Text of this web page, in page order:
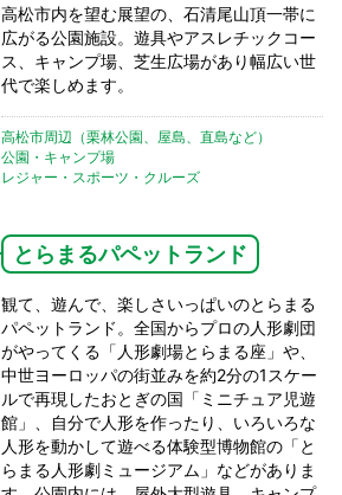
高松市内を望む展望の、石清尾山頂一帯に
広がる公園施設。遊具やアスレチックコー
ス、キャンプ場、芝生広場があり幅広い世
代で楽しめます。
高松市周辺（栗林公園、屋島、直島など）
公園・キャンプ場
レジャー・スポーツ・クルーズ
とらまるパペットランド
観て、遊んで、楽しさいっぱいのとらまる
パペットランド。全国からプロの人形劇団
がやってくる「人形劇場とらまる座」や、
中世ヨーロッパの街並みを約2分の1スケー
ルで再現したおとぎの国「ミニチュア児遊
館」、自分で人形を作ったり、いろいろな
人形を動かして遊べる体験型博物館の「と
らまる人形劇ミュージアム」などがありま